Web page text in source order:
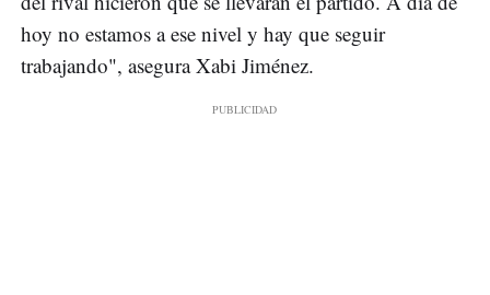
hoy no estamos a ese nivel y hay que seguir
trabajando", asegura Xabi Jiménez.